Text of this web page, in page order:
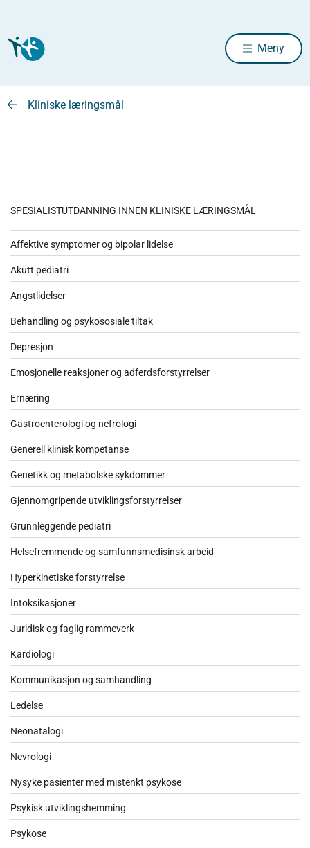
Meny
Kliniske læringsmål
SPESIALISTUTDANNING INNEN KLINISKE LÆRINGSMÅL
Affektive symptomer og bipolar lidelse
Akutt pediatri
Angstlidelser
Behandling og psykososiale tiltak
Depresjon
Emosjonelle reaksjoner og adferdsforstyrrelser
Ernæring
Gastroenterologi og nefrologi
Generell klinisk kompetanse
Genetikk og metabolske sykdommer
Gjennomgripende utviklingsforstyrrelser
Grunnleggende pediatri
Helsefremmende og samfunnsmedisinsk arbeid
Hyperkinetiske forstyrrelse
Intoksikasjoner
Juridisk og faglig rammeverk
Kardiologi
Kommunikasjon og samhandling
Ledelse
Neonatalogi
Nevrologi
Nysyke pasienter med mistenkt psykose
Psykisk utviklingshemming
Psykose